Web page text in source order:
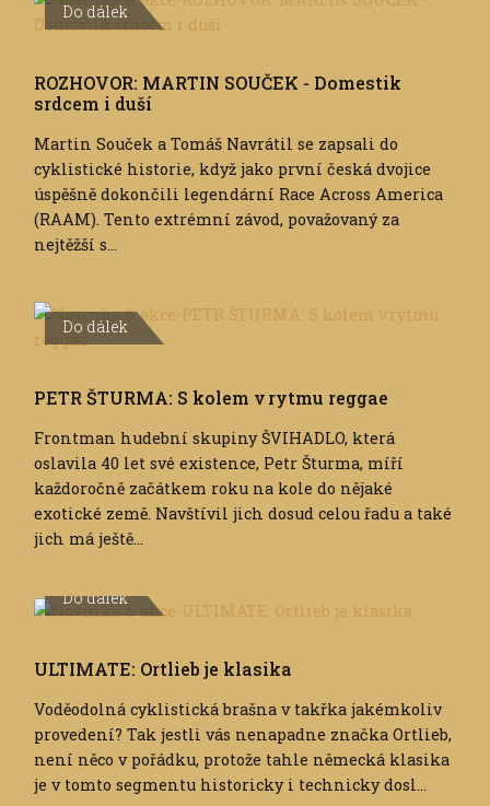
Do dálek
ROZHOVOR: MARTIN SOUČEK - Domestik
srdcem i duší
Martin Souček a Tomáš Navrátil se zapsali do
cyklistické historie, když jako první česká dvojice
úspěšně dokončili legendární Race Across America
(RAAM). Tento extrémní závod, považovaný za
nejtěžší s...
Do dálek
PETR ŠTURMA: S kolem v rytmu reggae
Frontman hudební skupiny ŠVIHADLO, která
oslavila 40 let své existence, Petr Šturma, míří
každoročně začátkem roku na kole do nějaké
exotické země. Navštívil jich dosud celou řadu a také
jich má ještě...
Do dálek
ULTIMATE: Ortlieb je klasika
Voděodolná cyklistická brašna v takřka jakémkoliv
provedení? Tak jestli vás nenapadne značka Ortlieb,
není něco v pořádku, protože tahle německá klasika
je v tomto segmentu historicky i technicky dosl...